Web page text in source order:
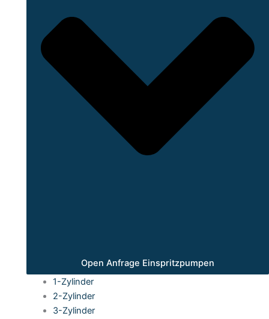
Open Anfrage Einspritzpumpen
1-Zylinder
2-Zylinder
3-Zylinder